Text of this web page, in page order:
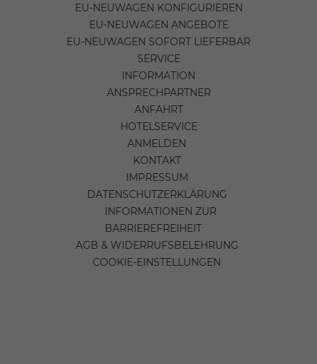
EU-NEUWAGEN KONFIGURIEREN
EU-NEUWAGEN ANGEBOTE
EU-NEUWAGEN SOFORT LIEFERBAR
SERVICE
INFORMATION
ANSPRECHPARTNER
ANFAHRT
HOTELSERVICE
ANMELDEN
KONTAKT
IMPRESSUM
DATENSCHUTZERKLÄRUNG
INFORMATIONEN ZUR
BARRIEREFREIHEIT
AGB & WIDERRUFSBELEHRUNG
COOKIE-EINSTELLUNGEN